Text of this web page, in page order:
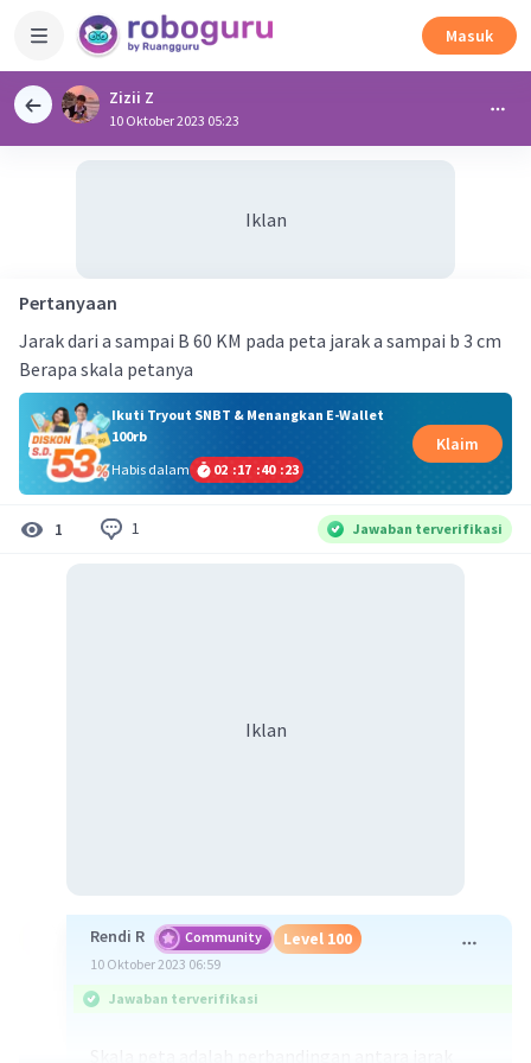
Masuk
Zizii Z
10 Oktober 2023 05:23
Iklan
Pertanyaan
Jarak dari a sampai B 60 KM pada peta jarak a sampai b 3 cm
Berapa skala petanya
Ikuti Tryout SNBT & Menangkan E-Wallet
100rb
Habis dalam
02 :17 :40 :23
Klaim
1 1 Jawaban terverifikasi
Iklan
Rendi R Community Level 100
10 Oktober 2023 06:59
Jawaban terverifikasi